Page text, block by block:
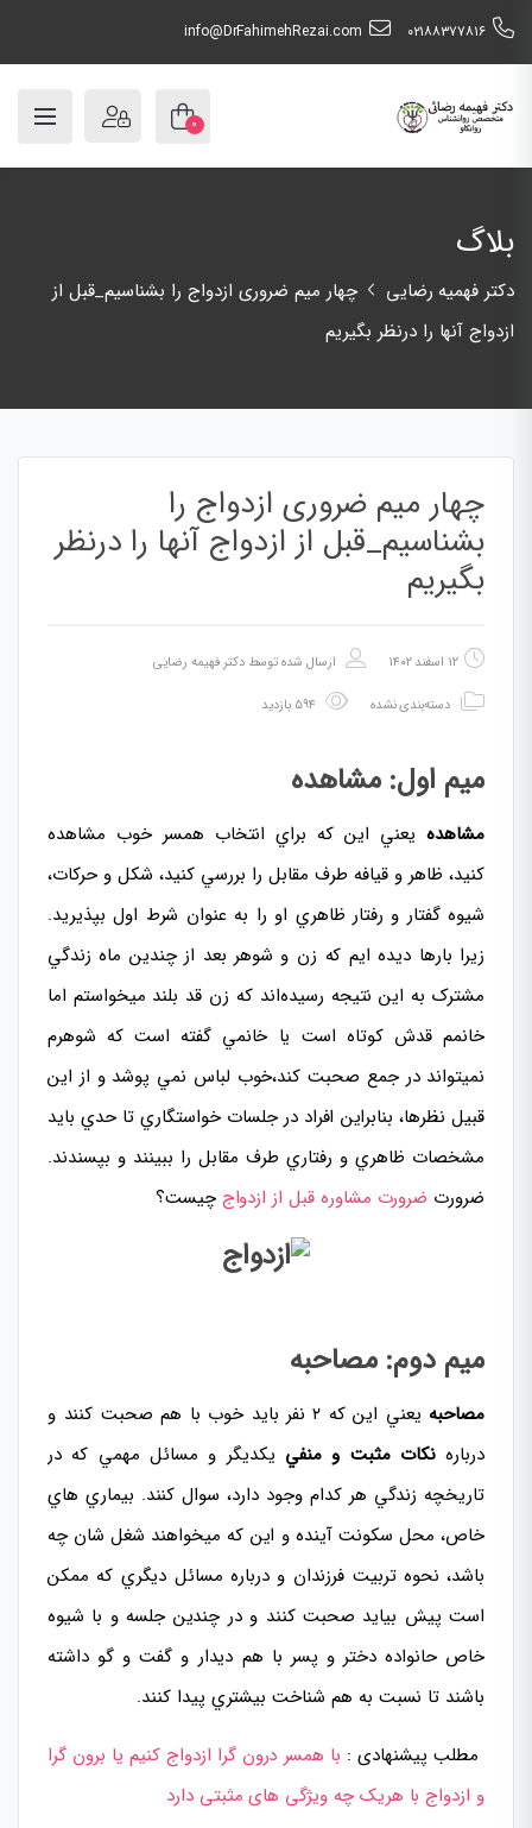
٠٢١٨٨٣٧٧٨١٦ info@DrFahimehRezai.com
۰
بلاگ
دکتر فهمیه رضایی
چهار میم ضروری ازدواج را بشناسیم_قبل از
ازدواج آنها را درنظر بگیریم
چهار میم ضروری ازدواج را
بشناسیم_قبل از ازدواج آنها را درنظر
بگیریم
۱۲ اسفند ۱۴۰۲ ارسال شده توسطدکتر فهیمه رضایی
دسته‌بندی نشده
ميم اول: مشاهده
مشاهدهيعني اين که براي انتخاب همسر خوب مشاهده
کنيد، ظاهر و قيافه طرف مقابل را بررسي کنيد، شکل و حرکات،
شيوه گفتار و رفتار ظاهري او را به عنوان شرط اول بپذيريد.
زيرا بارها ديده ایم که زن و شوهر بعد از چندين ماه زندگي
مشترکبه این نتیجه رسیده‌اند که زن قد بلند ميخواستم اما
خانمم قدش کوتاه است يا خانمي گفته است که شوهرم
نميتواند در جمع صحبت کند،خوب لباس نمي پوشد و از اين
قبيل نظرها، بنابراين افراد در جلسات خواستگاري تا حدي بايد
مشخصات ظاهري و رفتاري طرف مقابل را ببينند و بپسندند.
ضرورت ضرورت مشاوره قبل از ازدواجچیست؟
ميم دوم: مصاحبه
مصاحبه
يعني اين که ۲ نفر بايد خوب با هم صحبت کنند و
دربارهنکات مثبت و منفي يکديگر و مسائل مهمي که در
تاريخچه زندگي هر کدام وجود دارد، سوال کنند. بيماري هاي
خاص، محل سکونت آينده و اين که ميخواهند شغل شان چه
باشد، نحوه تربيت فرزندان و درباره مسائل ديگري که ممکن
است پيش بيايد صحبت کنند و در چندين جلسه و با شیوه
خاص حانواده دختر و پسر با هم ديدار و گفت و گو داشته
باشند تا نسبت به هم شناخت بيشتري پيدا کنند.
مطلب پیشنهادی : با همسر درون گرا ازدواج کنیم یا برون گرا
و ازدواج با هریک چه ویژگی های مثبتی دارد